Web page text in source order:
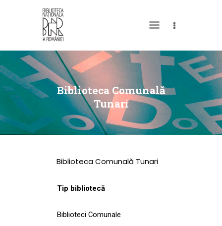
Biblioteca Comunală
Tunari
DESPRE NOI
PERMISUL MEU DE
BIBLIOTECĂ
CATALOAGE ȘI
COLECȚII
CULTURALE
NOUTĂȚI
Biblioteca Comunală Tunari
Tip bibliotecă
Biblioteci Comunale